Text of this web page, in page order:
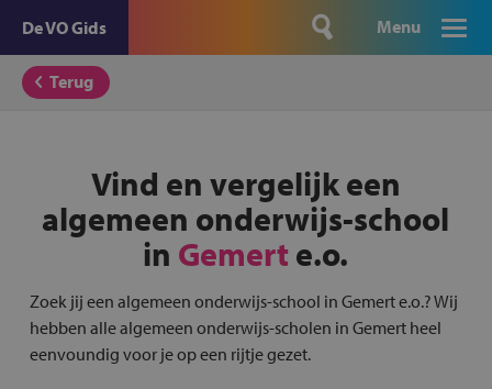
De VO Gids Menu
Terug
Vind en vergelijk een
algemeen onderwijs-school
in Gemert e.o.
Zoek jij een algemeen onderwijs-school in Gemert e.o.? Wij
hebben alle algemeen onderwijs-scholen in Gemert heel
eenvoundig voor je op een rijtje gezet.